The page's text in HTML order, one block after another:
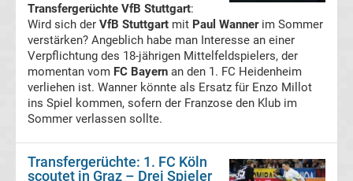
Hallenmasters
Sieger
Schiedsrichter
Transfergerüchte VfB Stuttgart:
Wird sich der VfB Stuttgart mit Paul Wannerim Sommer
verstärken? Angeblich habe man Interesse an einer
Verpflichtung des 18-jährigen Mittelfeldspielers, der
momentan vom FC Bayern an den 1. FC Heidenheim
verliehen ist. Wanner könnte als Ersatz für Enzo Millot
ins Spiel kommen, sofern der Franzose den Klub im
Sommer verlassen sollte.
Transfergerüchte: 1. FC Köln
scoutet in Graz – Drei Spieler